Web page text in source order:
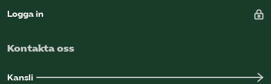
Logga in
Kontakta oss
Kansli